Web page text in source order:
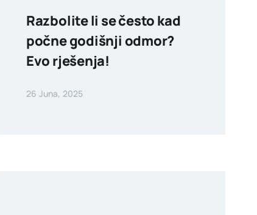
Razbolite li se često kad
počne godišnji odmor?
Evo rješenja!
26 Juna, 2025